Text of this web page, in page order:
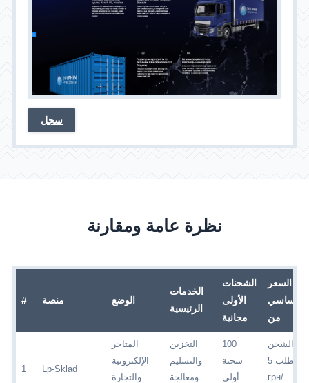
سجل
نظرة عامة ومقارنة
# منصة الوضع
الخدمات
الرئيسية
الشحنات
الأولى
مجانية
السعر
الأساسي
من
1 Lp-Sklad
المتاجر
الإلكترونية
والتجارة
التخزين
والتسليم
ومعالجة
100
شحنة
أولى
الشحن
والطلب 5
грн/